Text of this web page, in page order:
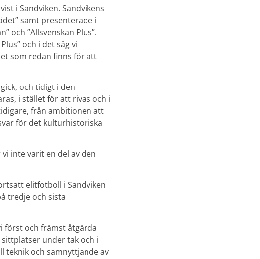
i Sandviken. Sandvikens
samt presenterade i
och ”Allsvenskan Plus”.
och i det såg vi
som redan finns för att
och tidigt i den
i stället för att rivas och i
från ambitionen att
för det kulturhistoriska
inte varit en del av den
elitfotboll i Sandviken
tredje och sista
först och främst åtgärda
under tak och i
teknik och samnyttjande av